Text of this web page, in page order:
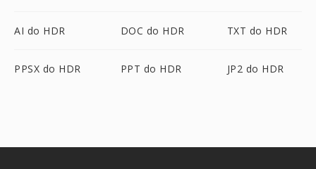
AI do HDR DOC do HDR TXT do HDR
PPSX do HDR PPT do HDR JP2 do HDR